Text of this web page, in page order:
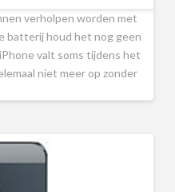
verholpen worden met
batterij houd het nog geen
valt soms tijdens het
niet meer op zonder